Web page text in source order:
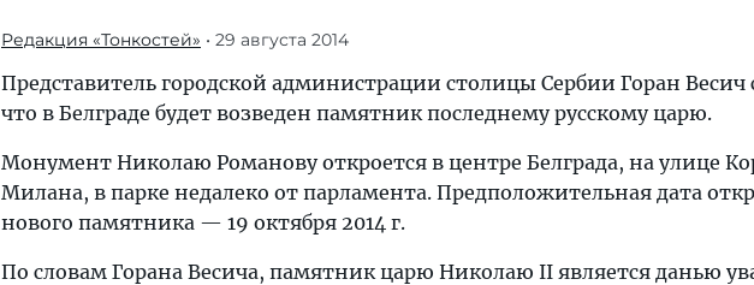
Редакция «Тонкостей» • 29 августа 2014
Представитель городской администрации столицы Сербии Горан
что в Белграде будет возведен памятник последнему русскому царю.
Монумент Николаю Романову откроется в центре Белграда, на улице
Милана, в парке недалеко от парламента. Предположительная дата
нового памятника — 19 октября 2014 г.
По словам Горана Весича, памятник царю Николаю II является данью